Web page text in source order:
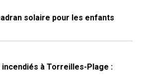
solaire pour les enfants
incendiés à Torreilles-Plage :